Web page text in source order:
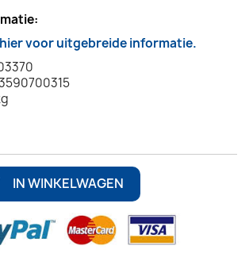
voor uitgebreide informatie.
IN WINKELWAGEN